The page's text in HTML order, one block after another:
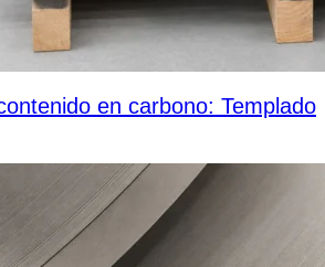
en carbono: Templado